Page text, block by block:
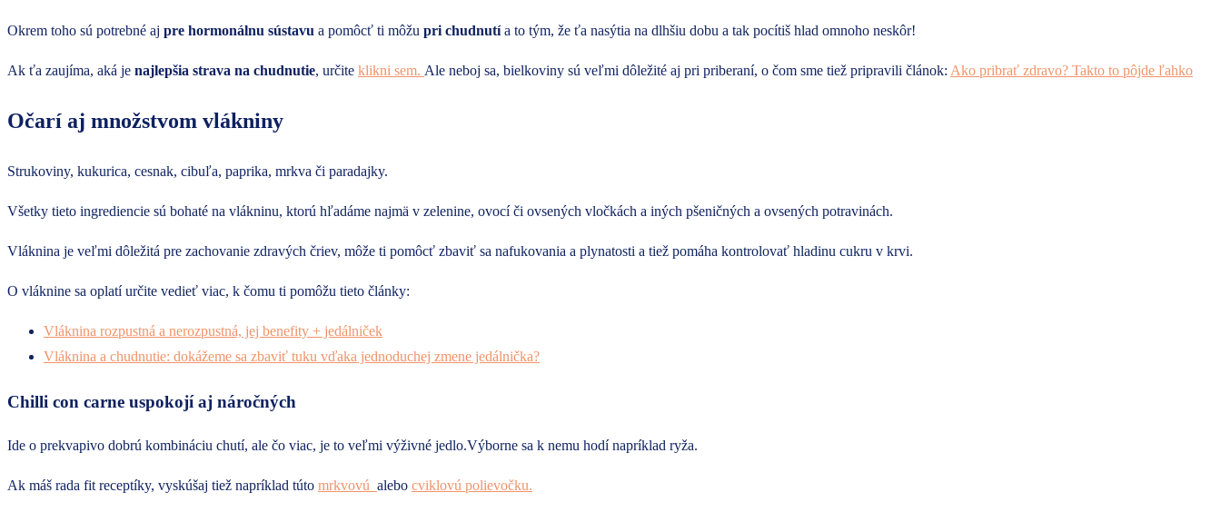
Okrem toho sú potrebné aj pre hormonálnu sústavu a pomôcť ti môžu pri chudnutía to tým, že ťa nasýtia na dlhšiu dobu a tak pocítiš hlad omnoho neskôr!
Ak ťa zaujíma, aká je najlepšia strava na chudnutie, určite klikni sem. Ale neboj sa, bielkoviny sú veľmi dôležité aj pri priberaní, o čom sme tiež pripravili článok: Ako pribrať zdravo? Takto to pôjde ľahko
Očarí aj množstvom vlákniny
Strukoviny, kukurica, cesnak, cibuľa, paprika, mrkva či paradajky.
Všetky tieto ingrediencie sú bohaté na vlákninu, ktorú hľadáme najmä v zelenine, ovocí či ovsených vločkách a iných pšeničných a ovsených potravinách.
Vláknina je veľmi dôležitá pre zachovanie zdravých čriev, môže ti pomôcť zbaviť sa nafukovania a plynatosti a tiež pomáha kontrolovať hladinu cukru v krvi.
O vláknine sa oplatí určite vedieť viac, k čomu ti pomôžu tieto články:
Vláknina rozpustná a nerozpustná, jej benefity + jedálniček
Vláknina a chudnutie: dokážeme sa zbaviť tuku vďaka jednoduchej zmene jedálnička?
Chilli con carne uspokojí aj náročných
Ide o prekvapivo dobrú kombináciu chutí, ale čo viac, je to veľmi výživné jedlo.Výborne sa k nemu hodí napríklad ryža.
Ak máš rada fit receptíky, vyskúšaj tiež napríklad túto mrkvovú alebo cviklovú polievočku.